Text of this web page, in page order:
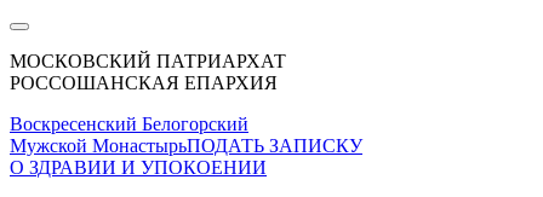
МОСКОВСКИЙ ПАТРИАРХАТ
РОССОШАНСКАЯ ЕПАРХИЯ
Воскресенский Белогорский
Мужской МонастырьПОДАТЬ ЗАПИСКУ
О ЗДРАВИИ И УПОКОЕНИИ